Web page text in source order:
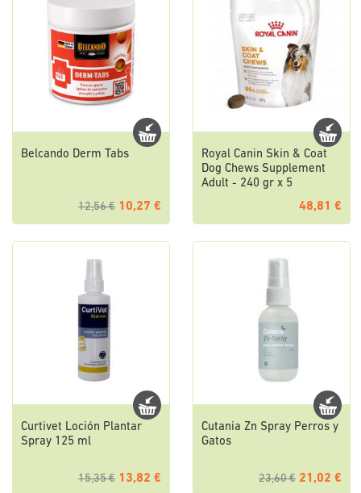
Belcando Derm Tabs
12,56 € 10,27 €
Royal Canin Skin & Coat
Dog Chews Supplement
Adult - 240 gr x 5
48,81 €
Curtivet Loción Plantar
Spray 125 ml
15,35 € 13,82 €
Cutania Zn Spray Perros y
Gatos
23,60 € 21,02 €